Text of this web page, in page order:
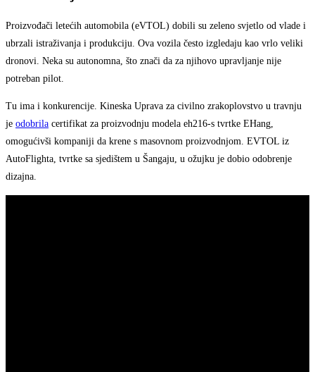
Proizvođači letećih automobila (eVTOL) dobili su zeleno svjetlo od vlade i
ubrzali istraživanja i produkciju. Ova vozila često izgledaju kao vrlo veliki
dronovi. Neka su autonomna, što znači da za njihovo upravljanje nije
potreban pilot.
Tu ima i konkurencije. Kineska Uprava za civilno zrakoplovstvo u travnju
je odobrila certifikat za proizvodnju modela eh216-s tvrtke EHang,
omogućivši kompaniji da krene s masovnom proizvodnjom. EVTOL iz
AutoFlighta, tvrtke sa sjedištem u Šangaju, u ožujku je dobio odobrenje
dizajna.